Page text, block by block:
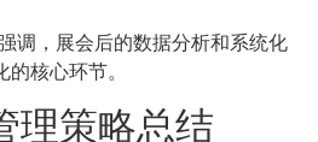
调，展会后的数据分析和系统化
核心环节。
理策略总结